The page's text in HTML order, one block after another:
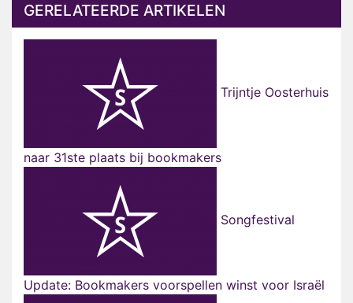
GERELATEERDE ARTIKELEN
Trijntje Oosterhuis
naar 31ste plaats bij bookmakers
Songfestival
Update: Bookmakers voorspellen winst voor Israël